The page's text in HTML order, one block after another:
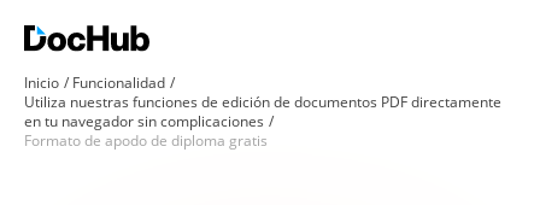
Inicio
Funcionalidad
Utiliza nuestras funciones de edición de documentos PDF directamente
en tu navegador sin complicaciones
Formato de apodo de diploma gratis